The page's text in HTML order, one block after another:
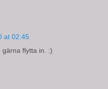
at 02:45
gärna flytta in. :)